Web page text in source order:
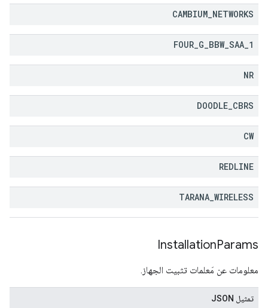
CAMBIUM NETWORKS
FOUR G BBW_ SAA 1
NR
DOODLE CBRS
CW
REDLINE
TARANA WIRELESS
InstallationParams
معلومات عن مَعلمات تثبيت الجهاز.
تمثيل JSON